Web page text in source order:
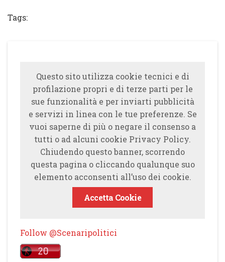
Tags:
Questo sito utilizza cookie tecnici e di
profilazione propri e di terze parti per le
sue funzionalità e per inviarti pubblicità
e servizi in linea con le tue preferenze. Se
vuoi saperne di più o negare il consenso a
tutti o ad alcuni cookie Privacy Policy.
Chiudendo questo banner, scorrendo
questa pagina o cliccando qualunque suo
elemento acconsenti all’uso dei cookie.
Accetta Cookie
Follow @Scenaripolitici